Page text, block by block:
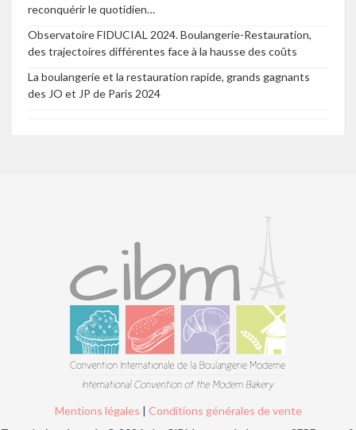
reconquérir le quotidien…
Observatoire FIDUCIAL 2024. Boulangerie-Restauration,
des trajectoires différentes face à la hausse des coûts
La boulangerie et la restauration rapide, grands gagnants
des JO et JP de Paris 2024
Mentions légales | Conditions générales de vente